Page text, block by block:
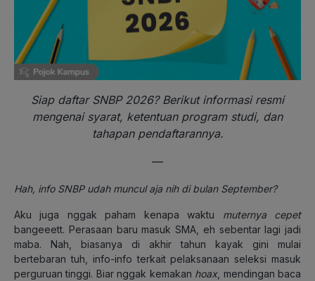
Siap daftar SNBP 2026? Berikut informasi resmi
mengenai syarat, ketentuan program studi, dan
tahapan pendaftarannya.
—
Hah, info SNBP udah muncul aja nih di bulan September?
Aku juga nggak paham kenapa waktu muternya
cepet
bangeeett. Perasaan baru masuk SMA, eh sebentar lagi jadi
maba. Nah, biasanya di akhir tahun kayak gini mulai
bertebaran tuh, info-info terkait pelaksanaan seleksi masuk
perguruan tinggi. Biar nggak kemakan hoax, mendingan baca